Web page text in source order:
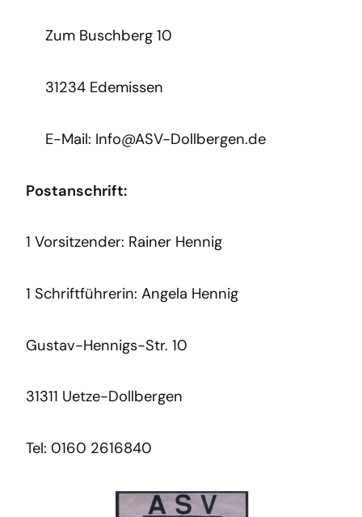
Zum Buschberg 10
31234 Edemissen
E-Mail: Info@ASV-Dollbergen.de
Postanschrift:
1 Vorsitzender: Rainer Hennig
1 Schriftführerin: Angela Hennig
Gustav-Hennigs-Str. 10
31311 Uetze-Dollbergen
Tel: 0160 2616840